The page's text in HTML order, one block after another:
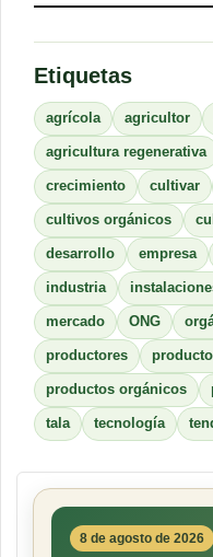
Etiquetas
agrícola agricultor
agricultura regenerativa
crecimiento cultivar
cultivos orgánicos
desarrollo empresa
industria
mercado ONG
productores
productos orgánicos
tala tecnología
8 de agosto de 2026